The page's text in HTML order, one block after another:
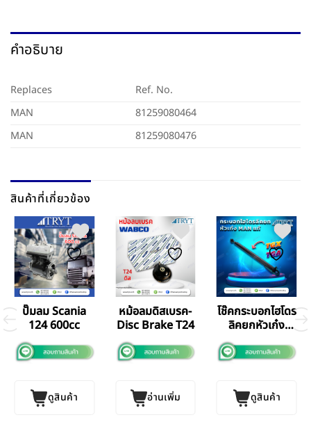
คำอธิบาย
Replaces
Ref. No.
MAN
81259080464
MAN
81259080476
สินค้าที่เกี่ยวข้อง
ปั๊มลม Scania
124 600cc
ดูสินค้า
หม้อลมดิสเบรค-
Disc Brake T24
อ่านเพิ่ม
โช๊คกระบอกไฮโดร
ลิคยกหัวเก๋ง
ดูสินค้า